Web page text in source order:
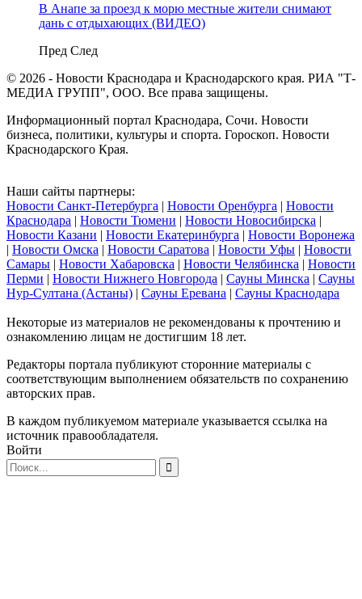
В Анапе за проезд к морю местные жители снимают
дань с отдыхающих (ВИДЕО)
Пред След
© 2026 - Новости Краснодара и Краснодарского края. РИА "Т-
МЕДИА ГРУПП", ООО. Все права защищены.
Информационный портал Краснодара, Сочи. Новости
бизнеса, политики, культуры и спорта. Гороскоп. Новости
Краснодарского Края.
Наши сайты партнеры:
Новости Санкт-Петербурга | Новости Оренбурга | Новости
Краснодара | Новости Тюмени | Новости Новосибирска |
Новости Казани | Новости Екатеринбурга | Новости Воронежа
| Новости Омска | Новости Саратова | Новости Уфы | Новости
Самары | Новости Хабаровска | Новости Челябинска | Новости
Перми | Новости Нижнего Новгорода | Сауны Минска | Сауны
Нур-Султана (Астаны) | Сауны Еревана | Сауны Краснодара
Некоторые из материалов не рекомендованы к прочтению и
ознакомлению лицам не достигшим 18 лет.
Редакторы портала публикуют сторонние материалы с
соответствующим выполнением обязательств по сохранению
авторских прав.
В каждом публикуемом материале указывается ссылка на
источник правообладателя.
Войти